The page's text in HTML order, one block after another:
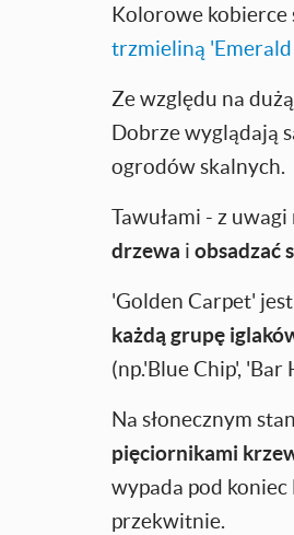
Kolorowe kobierce
trzmieliną
Ze względu na
Dobrze wyglądają
ogrodów skalnych.
Tawułami - z
drzewa i obsadzać
'Golden Carpet' jest
każdą grupę
(np.'Blue Chip',
Na słonecznym
pięciornikami
wypada pod
przekwitnie.